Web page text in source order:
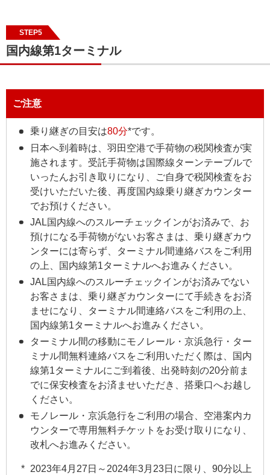
STEP5
国内線第1ターミナル
ご注意
乗り継ぎの目安は80分*です。
日本へ到着時は、羽田空港で手荷物の税関検査が実
施されます。受託手荷物は国際線ターンテーブルで
いったんお引き取りになり、ご自身で税関検査をお
受けいただいた後、再度国内線乗り継ぎカウンター
でお預けください。
JAL国内線へのスルーチェックインがお済みで、お
預けになる手荷物がないお客さまは、乗り継ぎカウ
ンターには寄らず、ターミナル間連絡バスをご利用
の上、国内線第1ターミナルへお進みください。
JAL国内線へのスルーチェックインがお済みでない
お客さまは、乗り継ぎカウンターにて手続きをお済
ませになり、ターミナル間連絡バスをご利用の上、
国内線第1ターミナルへお進みください。
ターミナル間の移動にモノレール・京浜急行・ター
ミナル間無料連絡バスをご利用いただく際は、国内
線第1ターミナルにご到着後、出発時刻の20分前ま
でに保安検査をお済ませいただき、搭乗口へお越し
ください。
モノレール・京浜急行をご利用の場合、空港案内カ
ウンターで専用無料チケットをお受け取りになり、
改札へお進みください。
2023年4月27日～2024年3月23日に限り、90分以上